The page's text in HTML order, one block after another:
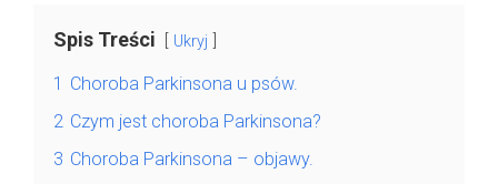
Spis Treści Ukryj
1 Choroba Parkinsona u psów.
2 Czym jest choroba Parkinsona?
3 Choroba Parkinsona – objawy.